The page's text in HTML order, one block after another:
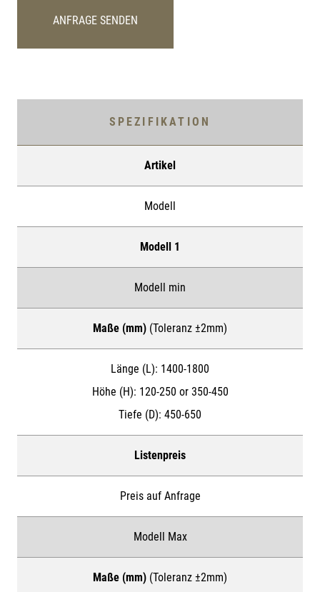
ANFRAGE SENDEN
SPEZIFIKATION
Artikel
Modell
Modell 1
Modell min
Maße (mm) (Toleranz ±2mm)
Länge (L): 1400-1800
Höhe (H): 120-250 or 350-450
Tiefe (D): 450-650
Listenpreis
Preis auf Anfrage
Modell Max
Maße (mm) (Toleranz ±2mm)